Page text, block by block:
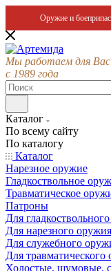
Оружие и
Мы работаем для Вас
с 1989 года
Каталог
По всему сайту
По каталогу
Каталог
Нарезное оружие
Гладкоствольное
Травматическое
Патроны
Для
Для нарезного оружия
Для служебного
Для
Холостые, шумовые,